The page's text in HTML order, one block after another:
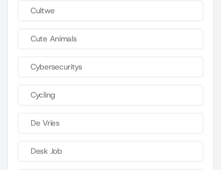
Cultwe
Cute Animals
Cybersecuritys
Cycling
De Vries
Desk Job